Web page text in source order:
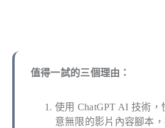
值得一試的三個理由：
使用 ChatGPT AI 技術，
意無限的影片內容腳本